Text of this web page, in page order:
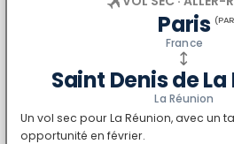
Paris
France
Saint Denis de
La Réunion
Un vol sec pour La Réunion, avec un
opportunité en février.